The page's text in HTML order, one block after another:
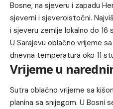
Bosne, na sjeveru i zapadu
sjeverni i sjeveroistočni.
i sjeveru zemlje lokalno do 16
U Sarajevu oblačno vrijeme
dnevna temperatura oko 11
Vrijeme u
Sutra oblačno vrijeme sa
planina sa snijegom. U Bosni